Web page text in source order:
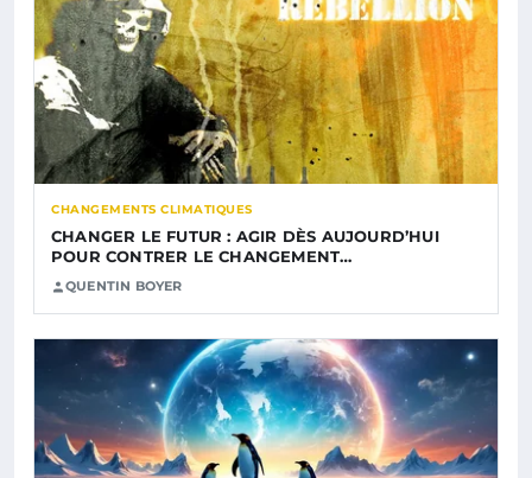
CHANGEMENTS CLIMATIQUES
CHANGER LE FUTUR : AGIR DÈS AUJOURD’HUI
POUR CONTRER LE CHANGEMENT…
QUENTIN BOYER